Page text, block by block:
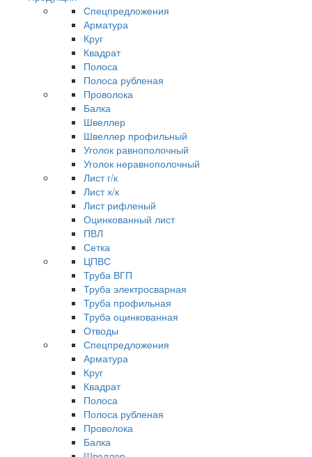
Спецпредложения
Арматура
Круг
Квадрат
Полоса
Полоса рубленая
Проволока
Балка
Швеллер
Швеллер профильный
Уголок равнополочный
Уголок неравнополочный
Лист г/к
Лист х/к
Лист рифленый
Оцинкованный лист
ПВЛ
Сетка
ЦПВС
Труба ВГП
Труба электросварная
Труба профильная
Труба оцинкованная
Отводы
Спецпредложения
Арматура
Круг
Квадрат
Полоса
Полоса рубленая
Проволока
Балка